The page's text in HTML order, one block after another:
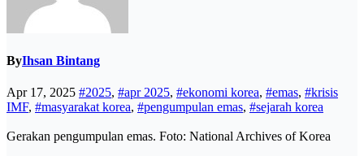
ByIhsan Bintang
Apr 17, 2025 #2025, #apr 2025, #ekonomi korea, #emas, #krisis
IMF, #masyarakat korea, #pengumpulan emas, #sejarah korea
Gerakan pengumpulan emas. Foto: National Archives of Korea